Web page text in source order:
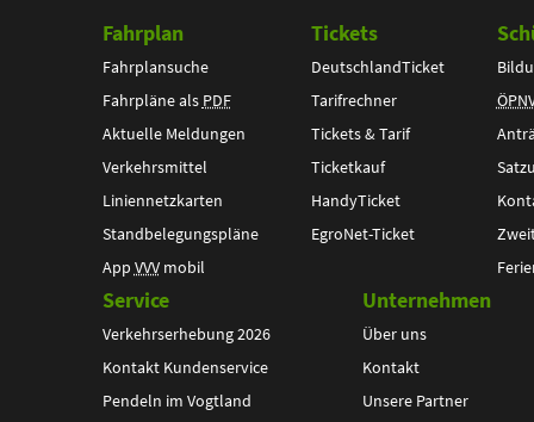
Fahrplan
Fahrplansuche
Fahrpläne als PDF
Aktuelle Meldungen
Verkehrsmittel
Liniennetzkarten
Standbelegungspläne
App VVVmobil
Tickets
DeutschlandTicket
Tarifrechner
Tickets & Tarif
Ticketkauf
HandyTicket
EgroNet-Ticket
Service
Verkehrserhebung 2026
Kontakt Kundenservice
Pendeln im Vogtland
Unternehmen
Über uns
Kontakt
Unsere Partner